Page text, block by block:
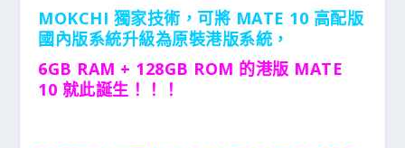
MOKCHI 獨家技術，可將 MATE 10 高配版
國內版系統升級為原裝港版系統，
6GB RAM + 128GB ROM 的港版 MATE
10 就此誕生！！！